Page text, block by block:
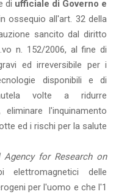
di ufficiale di Governo e
ossequio all'art. 32 della
sancito dal diritto
n. 152/2006, al fine di
ed irreversibile per i
disponibili e di
volte a ridurre
l'inquinamento
ed i rischi per la salute
Agency for Research on
delle
per l'uomo e che l'1